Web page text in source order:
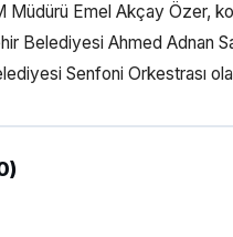
Müdürü Emel Akçay Özer,
Belediyesi Ahmed Adnan
Senfoni Orkestrası